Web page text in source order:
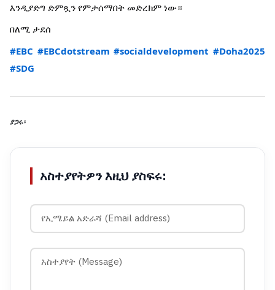
እንዲያድግ ድምጿን የምታሰማበት መድረክም ነው።
በለሚ ታደሰ
#EBC #EBCdotstream #socialdevelopment #Doha2025
#SDG
ያጋሩ፡
አስተያየትዎን እዚህ ያስፍሩ: